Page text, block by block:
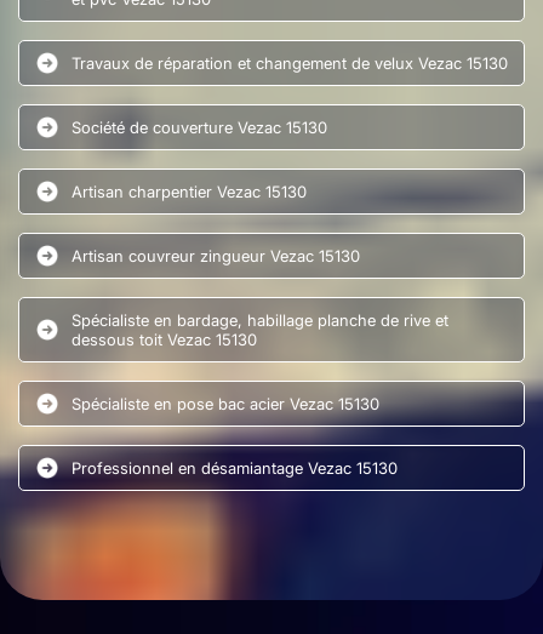
Travaux de réparation et changement de velux Vezac 15130
Société de couverture Vezac 15130
Artisan charpentier Vezac 15130
Artisan couvreur zingueur Vezac 15130
Spécialiste en bardage, habillage planche de rive et
dessous toit Vezac 15130
Spécialiste en pose bac acier Vezac 15130
Professionnel en désamiantage Vezac 15130